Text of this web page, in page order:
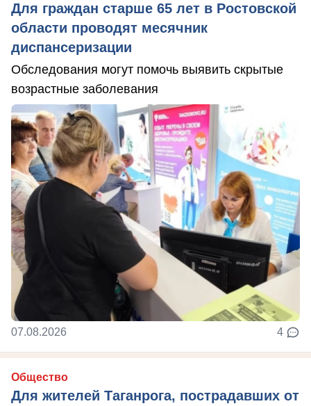
Для граждан старше 65 лет в Ростовской
области проводят месячник
диспансеризации
Обследования могут помочь выявить скрытые
возрастные заболевания
07.08.2026 4
Общество
Для жителей Таганрога, пострадавших от